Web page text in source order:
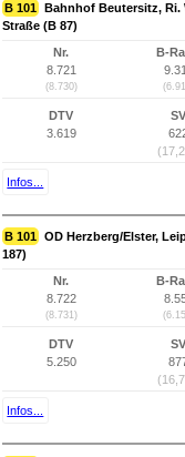
B 101 Bahnhof Beutersitz, Ri.
Straße (B 87)
Nr.
8.721
(8.730)
B-
DTV
3.619
SV
Infos...
B 101 OD Herzberg/Elster,
187)
Nr.
8.722
(8.731)
B-
DTV
5.250
SV
Infos...